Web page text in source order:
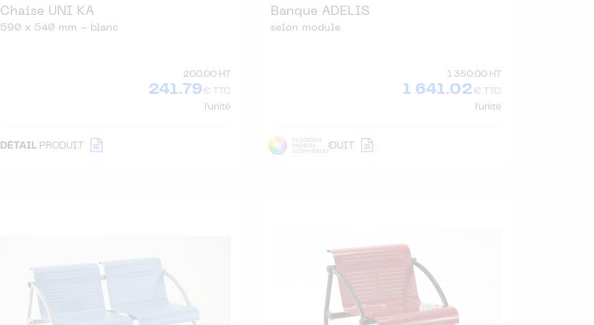
Chaise UNI KA
590 x 540 mm - blanc
200.00 HT
241.79€ TTC
l'unité
DÉTAIL PRODUIT
Banque ADELIS
selon module
1 350.00 HT
1 641.02€ TTC
l'unité
DÉTAILPRODUIT